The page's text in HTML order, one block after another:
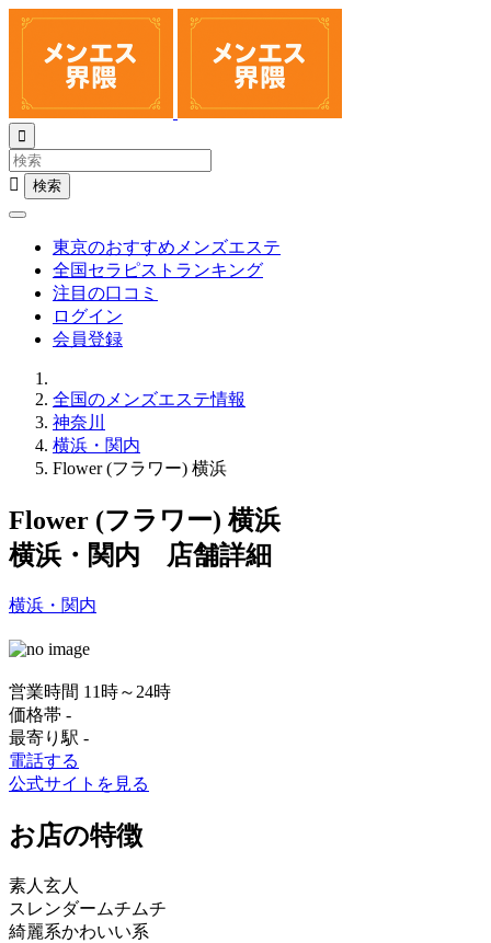


東京のおすすめメンズエステ
全国セラピストランキング
注目の口コミ
ログイン
会員登録
全国のメンズエステ情報
神奈川
横浜・関内
Flower (フラワー) 横浜
Flower (フラワー) 横浜
横浜・関内 店舗詳細
横浜・関内
営業時間 11時～24時
価格帯 -
最寄り駅 -
電話する
公式サイトを見る
お店の特徴
素人 玄人
スレンダー ムチムチ
綺麗系かわいい系